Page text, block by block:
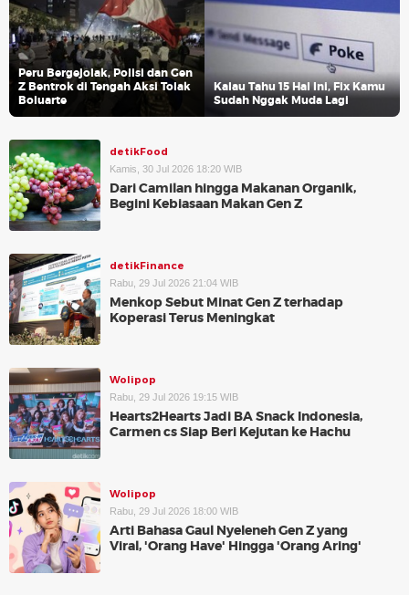
Peru Bergejolak, Polisi dan Gen
Z Bentrok di Tengah Aksi Tolak
Boluarte
Kalau Tahu 15 Hal Ini, Fix Kamu
Sudah Nggak Muda Lagi
detikFood
Kamis, 30 Jul 2026 18:20 WIB
Dari Camilan hingga Makanan Organik,
Begini Kebiasaan Makan Gen Z
detikFinance
Rabu, 29 Jul 2026 21:04 WIB
Menkop Sebut Minat Gen Z terhadap
Koperasi Terus Meningkat
Wolipop
Rabu, 29 Jul 2026 19:15 WIB
Hearts2Hearts Jadi BA Snack Indonesia,
Carmen cs Siap Beri Kejutan ke Hachu
Wolipop
Rabu, 29 Jul 2026 18:00 WIB
Arti Bahasa Gaul Nyeleneh Gen Z yang
Viral, 'Orang Have' Hingga 'Orang Aring'